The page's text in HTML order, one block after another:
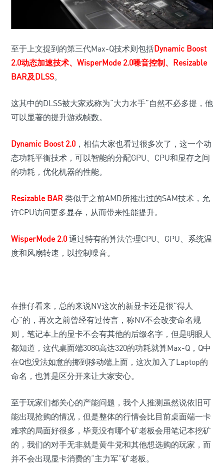
至于上文提到的第三代Max-Q技术则包括Dynamic Boost
2.0动态加速技术、WisperMode 2.0噪音控制、Resizable
BAR及DLSS。
这其中的DLSS被大家戏称为“大力水手”自然不必多提，他
可以显著的提升游戏帧数。
Dynamic Boost 2.0 ，相信大家也看过很多次了，这一个动
态功耗平衡技术，可以智能的分配GPU、CPU和显存之间
的功耗，优化机器的性能。
Resizable BAR 类似于之前AMD所推出过的SAM技术，允
许CPU访问更多显存，从而带来性能提升。
WisperMode 2.0 通过特有的算法管理CPU、GPU、系统温
度和风扇转速，以控制噪音。
在推仔看来，总的来说NV这次的新显卡还是很“得人
心”的，再次之前曾经有过传言，称NV不会改变命名规
则，笔记本上的显卡不会有其他的后缀名字，但是明眼人
都知道，这代桌面端3080高达320的功耗就算Max-Q，Q中
在Q也没法如意的挪到移动端上面，这次加入了Laptop的
命名，也算是区分开来让大家安心。
至于玩家们都关心的产能问题，我个人推测虽然说依旧可
能出现抢购的情况，但是整体的行情会比目前桌面端一卡
难求的局面好很多，毕竟没有哪个矿老板会用笔记本挖矿
的，我们的对手无非就是黄牛党和其他想选购的玩家，而
并不会出现显卡消费的“主力军”矿老板。